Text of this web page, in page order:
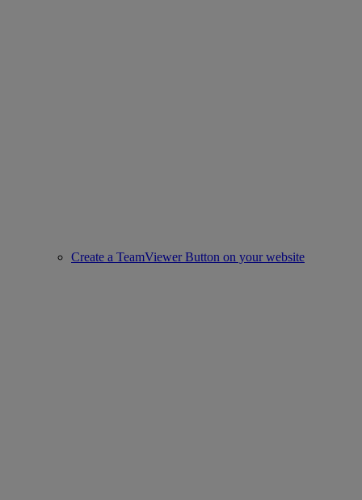
Create a TeamViewer Button on your website